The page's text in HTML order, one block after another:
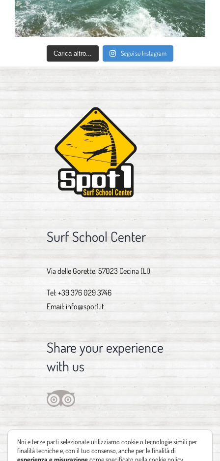
Carica altro... Segui su Instagram
Surf School Center
Via delle Gorette, 57023 Cecina (LI)
Tel:+39 376 029 3746
Email: info@spot1.it
Share your experience
with us
Noi e terze parti selezionate utilizziamo cookie o tecnologie simili per
finalità tecniche e, con il tuo consenso, anche per le finalità di
esperienza e misurazionecome specificato nellacookie policy